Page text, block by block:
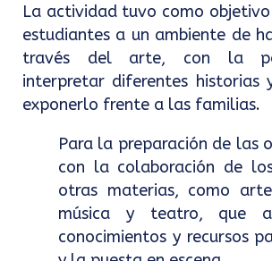
La actividad tuvo como
estudiantes a un ambiente de
través del arte, con la
interpretar diferentes historias
exponerlo frente a las familias.
Para la preparación de las
con la colaboración de
otras materias, como
música y teatro, que
conocimientos y recursos